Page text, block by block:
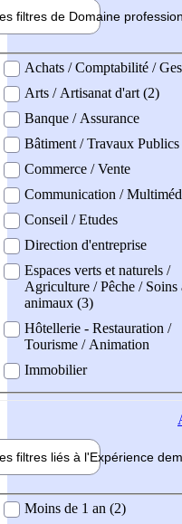
filtres de Domaine pro
professionel
Achats / Comptabilité /
Arts / Artisanat d'art (2)
Banque / Assurance
Bâtiment / Travaux
Commerce / Vente
Communication /
Conseil / Etudes
Direction d'entreprise
Espaces verts et naturels /
Agriculture / Pêche / Soins
animaux (3)
Hôtellerie - Restauration /
Tourisme / Animation
Immobilier
filtres liés à l'Expérience
demandée
Moins de 1 an (2)